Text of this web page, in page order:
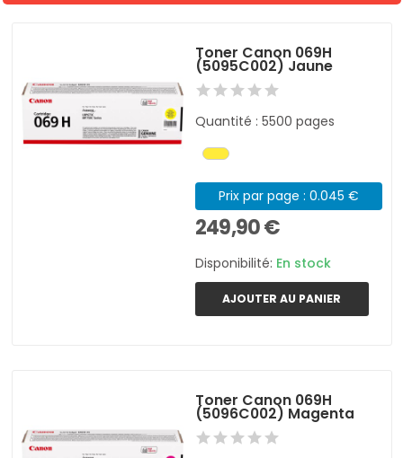
Toner Canon 069H
(5095C002) Jaune
Quantité : 5500 pages
Prix par page : 0.045 €
249,90 €
Disponibilité: En stock
AJOUTER AU PANIER
Toner Canon 069H
(5096C002) Magenta